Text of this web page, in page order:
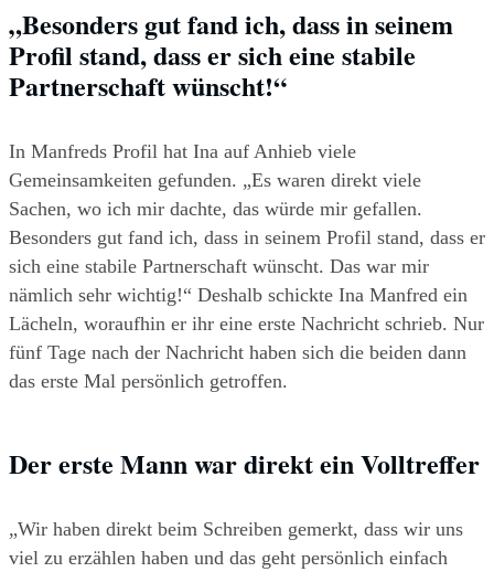
„Besonders gut fand ich, dass in seinem
Profil stand, dass er sich eine stabile
Partnerschaft wünscht!“
In Manfreds Profil hat Ina auf Anhieb viele
Gemeinsamkeiten gefunden. „Es waren direkt viele
Sachen, wo ich mir dachte, das würde mir gefallen.
Besonders gut fand ich, dass in seinem Profil stand, dass er
sich eine stabile Partnerschaft wünscht. Das war mir
nämlich sehr wichtig!“ Deshalb schickte Ina Manfred ein
Lächeln, woraufhin er ihr eine erste Nachricht schrieb. Nur
fünf Tage nach der Nachricht haben sich die beiden dann
das erste Mal persönlich getroffen.
Der erste Mann war direkt ein Volltreffer
„Wir haben direkt beim Schreiben gemerkt, dass wir uns
viel zu erzählen haben und das geht persönlich einfach